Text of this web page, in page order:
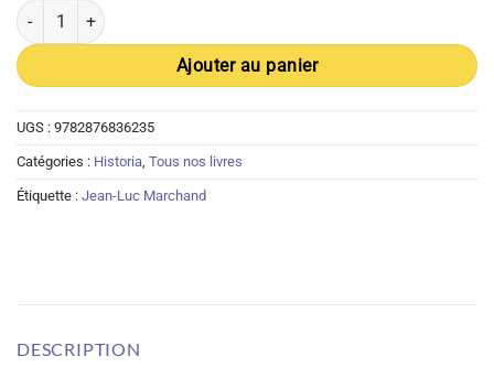
quantité de Drusilla fille d'Agrippa Ier - Jean-Luc Marchand
Ajouter au panier
UGS : 9782876836235
Catégories : Historia, Tous nos livres
Étiquette : Jean-Luc Marchand
DESCRIPTION